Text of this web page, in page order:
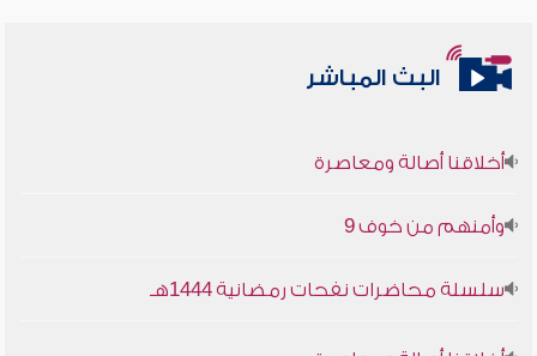
البث المباشر
أخلاقنا أصالة ومعاصرة
وأمنهم من خوف 9
أخلاقنا أصالة ومعاصرة